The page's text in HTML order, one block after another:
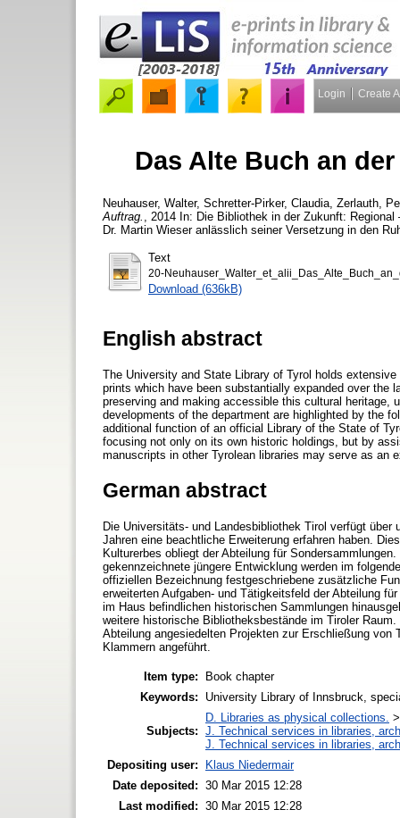
Login Create
Das Alte Buch an
Neuhauser, Walter, Schretter-Pirker, Claudia Zerlauth,
Auftrag.
, 2014 In: Die Bibliothek in der Zukunft:
Dr. Martin Wieser anlässlich seiner Versetzung in den
Text
20-
Download (636kB)
English abstract
The University and State Library of Tyrol holds
prints which have been substantially expanded over the
preserving and making accessible this cultural heritage,
developments of the department are highlighted by the
additional function of an official Library of the State of
focusing not only on its own historic holdings, but by
manuscripts in other Tyrolean libraries may serve as an
German abstract
Die Universitäts- und Landesbibliothek Tirol verfügt
Jahren eine beachtliche Erweiterung erfahren haben.
Kulturerbes obliegt der Abteilung für
gekennzeichnete jüngere Entwicklung werden im
offiziellen Bezeichnung festgeschriebene zusätzliche
erweiterten Aufgaben- und Tätigkeitsfeld der Abteilung
im Haus befindlichen historischen Sammlungen
weitere historische Bibliotheksbestände im Tiroler
Abteilung angesiedelten Projekten zur Erschließung
Klammern angeführt.
Item type:
Book chapter
Keywords:
University Library of Innsbruck,
Subjects:
D. Libraries as physical collections.
J. Technical services in libraries,
J. Technical services in libraries,
Depositing user:
Klaus Niedermair
Date deposited: 30 Mar 2015 12:28
Last modified: 30 Mar 2015 12:28